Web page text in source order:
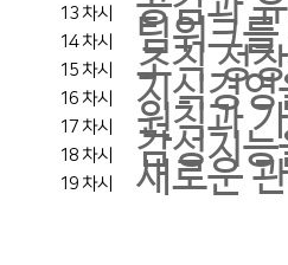
13 차시
14 차시 팀워크
15 차시 조직 성
16 차시 지식경
17 차시 원칙과
18 차시 감성지
19 차시 새로운